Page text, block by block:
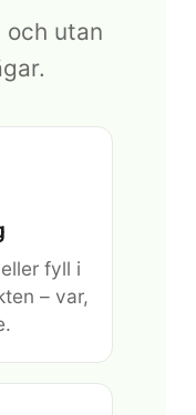
och utan
fyll i
– var,